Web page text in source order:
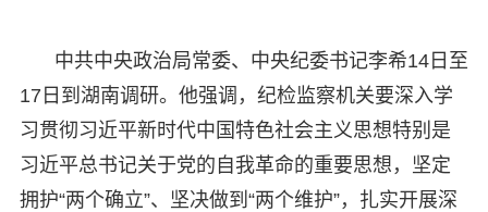
中共中央政治局常委、中央纪委书记李希14日至
17日到湖南调研。他强调，纪检监察机关要深入学
习贯彻习近平新时代中国特色社会主义思想特别是
习近平总书记关于党的自我革命的重要思想，坚定
拥护“两个确立”、坚决做到“两个维护”，扎实开展深